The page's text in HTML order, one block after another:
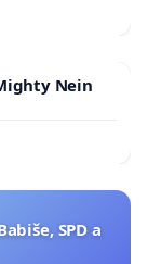
Nein
SPD a